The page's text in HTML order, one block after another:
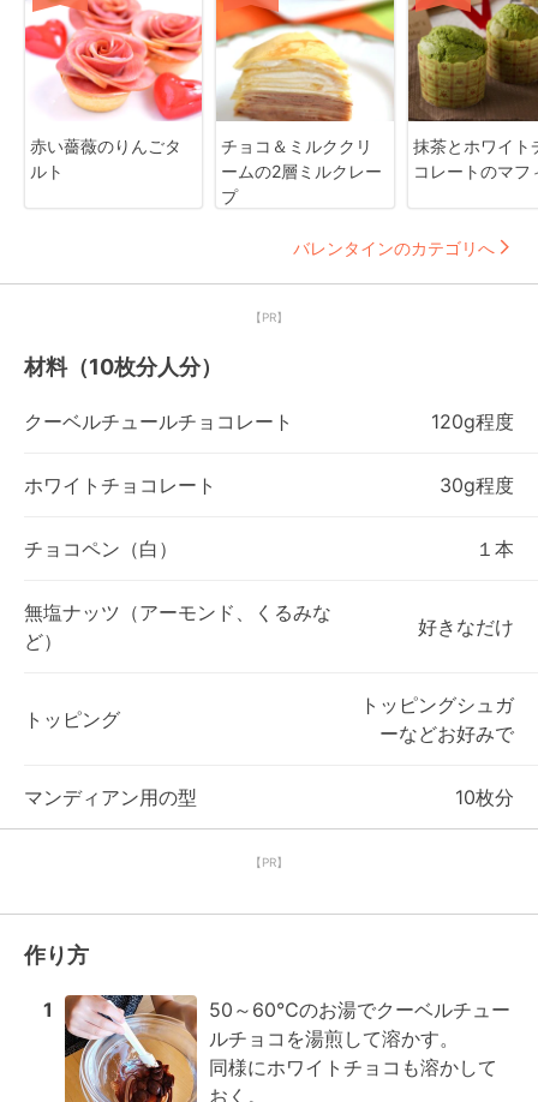
赤い薔薇のりんごタ
ルト
チョコ＆ミルククリ
ームの2層ミルクレー
プ
抹茶とホワイト
コレートのマフ
バレンタインのカテゴリへ
【PR】
材料（10枚分人分）
クーベルチュールチョコレート 120g程度
ホワイトチョコレート 30g程度
チョコペン（白） １本
無塩ナッツ（アーモンド、くるみな
ど）
好きなだけ
トッピング
トッピングシュガ
ーなどお好みで
マンディアン用の型 10枚分
【PR】
作り方
1
50～60℃のお湯でクーベルチュー
ルチョコを湯煎して溶かす。
同様にホワイトチョコも溶かして
おく。